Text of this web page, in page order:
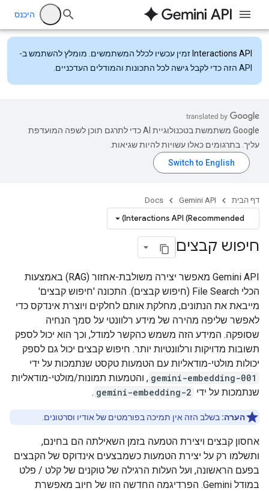
היכנס
Interactions API זמין עכשיו לכלל המשתמשים. מומלץ להשתמש ב-
API הזה כדי לקבל גישה לכל התכונות והמודלים העדכניים.
‫Google משתמשת בטכנולוגיית AI כדי לתרגם תוכן לשפה המועדפת
עליך. בתרגומים כאלו עשויות להיות שגיאות.
דף הבית Gemini API
Docs
Interactions API (Recommended)
חיפוש קבצים
‫Gemini API מאפשר יצירה משולבת-אחזור (RAG) באמצעות
הכלי File Search (חיפוש קבצים). התכונה 'חיפוש קבצים'
מייבאת את הנתונים, מחלקת אותם לחלקים ויוצרת אינדקס כדי
לאפשר שליפה מהירה של מידע רלוונטי על סמך הנחיה
שסופקה. המידע הזה משמש כהקשר למודל, וכך הוא יכול לספק
תשובות מדויקות ורלוונטיות יותר. חיפוש קבצים יכול גם לספק
יכולות מולטי-מודאליות עם הטמעות טקסט שנתמכות על ידי
gemini-embedding-001 , והטמעות תמונות/מולטי-מודאליות
שנתמכות על ידי gemini-embedding-2
.
הערה: בשלב הזה אין תמיכה בפורמטים של אודיו וסרטונים.
אחסון קבצים ויצירת הטמעה בזמן השאילתה הם בחינם,
ותשלמו רק על יצירת הטמעות כשמבצעים אינדוקס של הקבצים
בפעם הראשונה, ועל העלות הרגילה של טוקנים של קלט / פלט
במודל Gemini. הפרדיגמה החדשה הזו של חיוב מאפשרת